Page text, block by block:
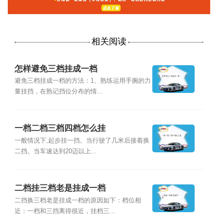
相关阅读
怎样避免三档挂成一档
避免三档挂成一档的方法：1、熟练运用手腕的力
量挂挡，在熟记挡位分布的情...
一档二档三档四档怎么挂
一般情况下,起步挂一挡。当行驶了几米后接着换
二挡。当车速达到20迈以上...
二档挂三档老是挂成一档
二挡换三档老是挂成一档的原因如下：档位相
近：一档和三挡离得很近，挂档三...